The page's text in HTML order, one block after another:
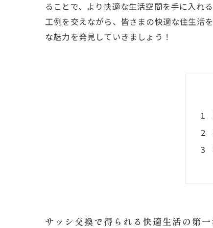
ることで、より快適な生活空間を手に入れ
工例を交えながら、皆さまの快適な住生活
な魅力を発見していきましょう！
サッシ交換で得られる快適生活の第一